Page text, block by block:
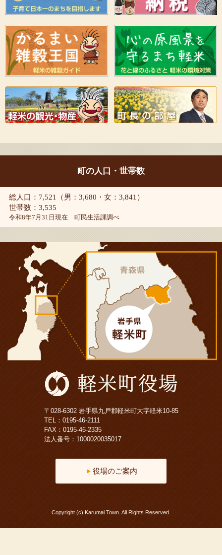
町の人口・世帯数
総人口：7,521（男：3,680・女：3,841）
世帯数：3,535
令和8年7月31日現在 町民生活課調べ
〒028-6302 岩手県九戸郡軽米町大字軽米10-85
TEL： 0195-46-2111
FAX：0195-46-2335
法人番号：1000020035017
役場のご案内
Copyright (c) Karumai Town. All Rights Reserved.